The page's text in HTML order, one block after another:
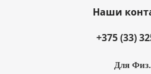
Наши
+375 (33)
Для